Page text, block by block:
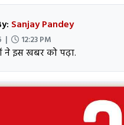
Sanjay Pandey
| 12:23 PM
ने इस खबर को पढ़ा.